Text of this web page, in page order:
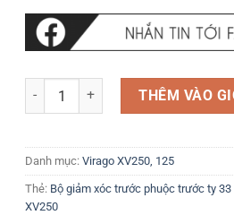
Bộ giảm xóc trước phuộc trước ty 33
THÊM VÀO
Danh mục:Virago XV250, 125
Thẻ: Bộ giảm xóc trước phuộc trước ty
XV250